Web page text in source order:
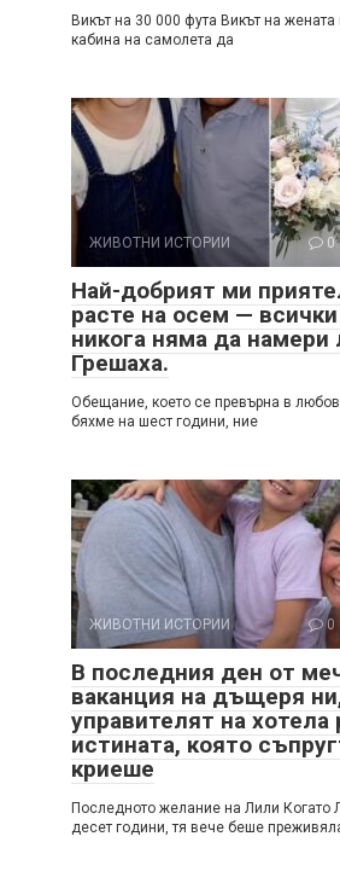
Викът на 30 000 фута Викът на жената
кабина на самолета да
ЖИВОТНИ ИСТОРИИ 0
Най-добрият ми
расте на осем — всички
никога няма да намери
Грешаха.
Обещание, което се превърна в
бяхме на шест години, ние
ЖИВОТНИ ИСТОРИИ 0
В последния ден от
ваканция на дъщеря
управителят на хотела
истината, която
криеше
Последното желание на Лили Когато
десет години, тя вече беше